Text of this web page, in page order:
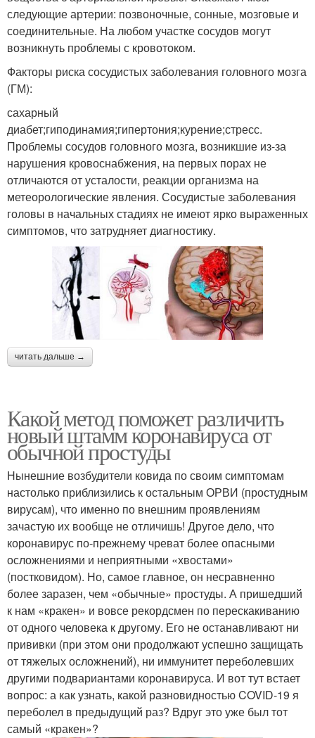
следующие артерии: позвоночные, сонные, мозговые и
соединительные. На любом участке сосудов могут
возникнуть проблемы с кровотоком.
Факторы риска сосудистых заболевания головного мозга
(ГМ):
сахарный
диабет;гиподинамия;гипертония;курение;стресс.
Проблемы сосудов головного мозга, возникшие из-за
нарушения кровоснабжения, на первых порах не
отличаются от усталости, реакции организма на
метеорологические явления. Сосудистые заболевания
головы в начальных стадиях не имеют ярко выраженных
симптомов, что затрудняет диагностику.
читать дальше →
Какой метод поможет различить
новый штамм коронавируса от
обычной простуды
Нынешние возбудители ковида по своим симптомам
настолько приблизились к остальным ОРВИ (простудным
вирусам), что именно по внешним проявлениям
зачастую их вообще не отличишь! Другое дело, что
коронавирус по-прежнему чреват более опасными
осложнениями и неприятными «хвостами»
(постковидом). Но, самое главное, он несравненно
более заразен, чем «обычные» простуды. А пришедший
к нам «кракен» и вовсе рекордсмен по перескакиванию
от одного человека к другому. Его не останавливают ни
прививки (при этом они продолжают успешно защищать
от тяжелых осложнений), ни иммунитет переболевших
другими подвариантами коронавируса. И вот тут встает
вопрос: а как узнать, какой разновидностью COVID-19 я
переболел в предыдущий раз? Вдруг это уже был тот
самый «кракен»?